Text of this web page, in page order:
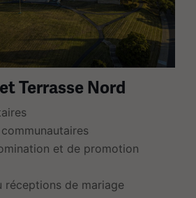
Terrasse Nord
et de promotion
réceptions de mariage